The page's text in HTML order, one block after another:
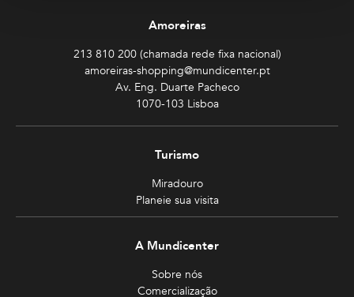
Amoreiras
213 810 200 (chamada rede fixa nacional)
amoreiras-shopping@mundicenter.pt
Av. Eng. Duarte Pacheco
1070-103 Lisboa
Turismo
Miradouro
Planeie sua visita
A Mundicenter
Sobre nós
Comercialização